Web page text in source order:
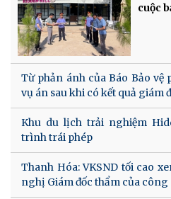
cuộc
Từ phản ánh của Báo Bảo vệ
vụ án sau khi có kết quả giám
Khu du lịch trải nghiệm
trình trái phép
Thanh Hóa: VKSND tối cao
nghị Giám đốc thẩm của công